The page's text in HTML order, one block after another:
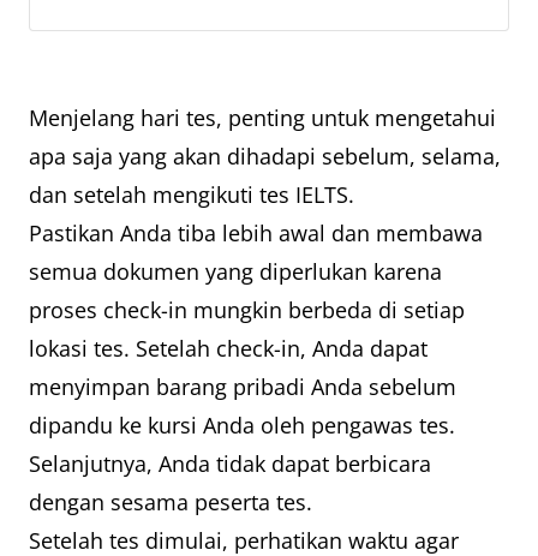
Menjelang hari tes, penting untuk mengetahui
apa saja yang akan dihadapi sebelum, selama,
dan setelah mengikuti tes IELTS.
Pastikan Anda tiba lebih awal dan membawa
semua dokumen yang diperlukan karena
proses check-in mungkin berbeda di setiap
lokasi tes. Setelah check-in, Anda dapat
menyimpan barang pribadi Anda sebelum
dipandu ke kursi Anda oleh pengawas tes.
Selanjutnya, Anda tidak dapat berbicara
dengan sesama peserta tes.
Setelah tes dimulai, perhatikan waktu agar